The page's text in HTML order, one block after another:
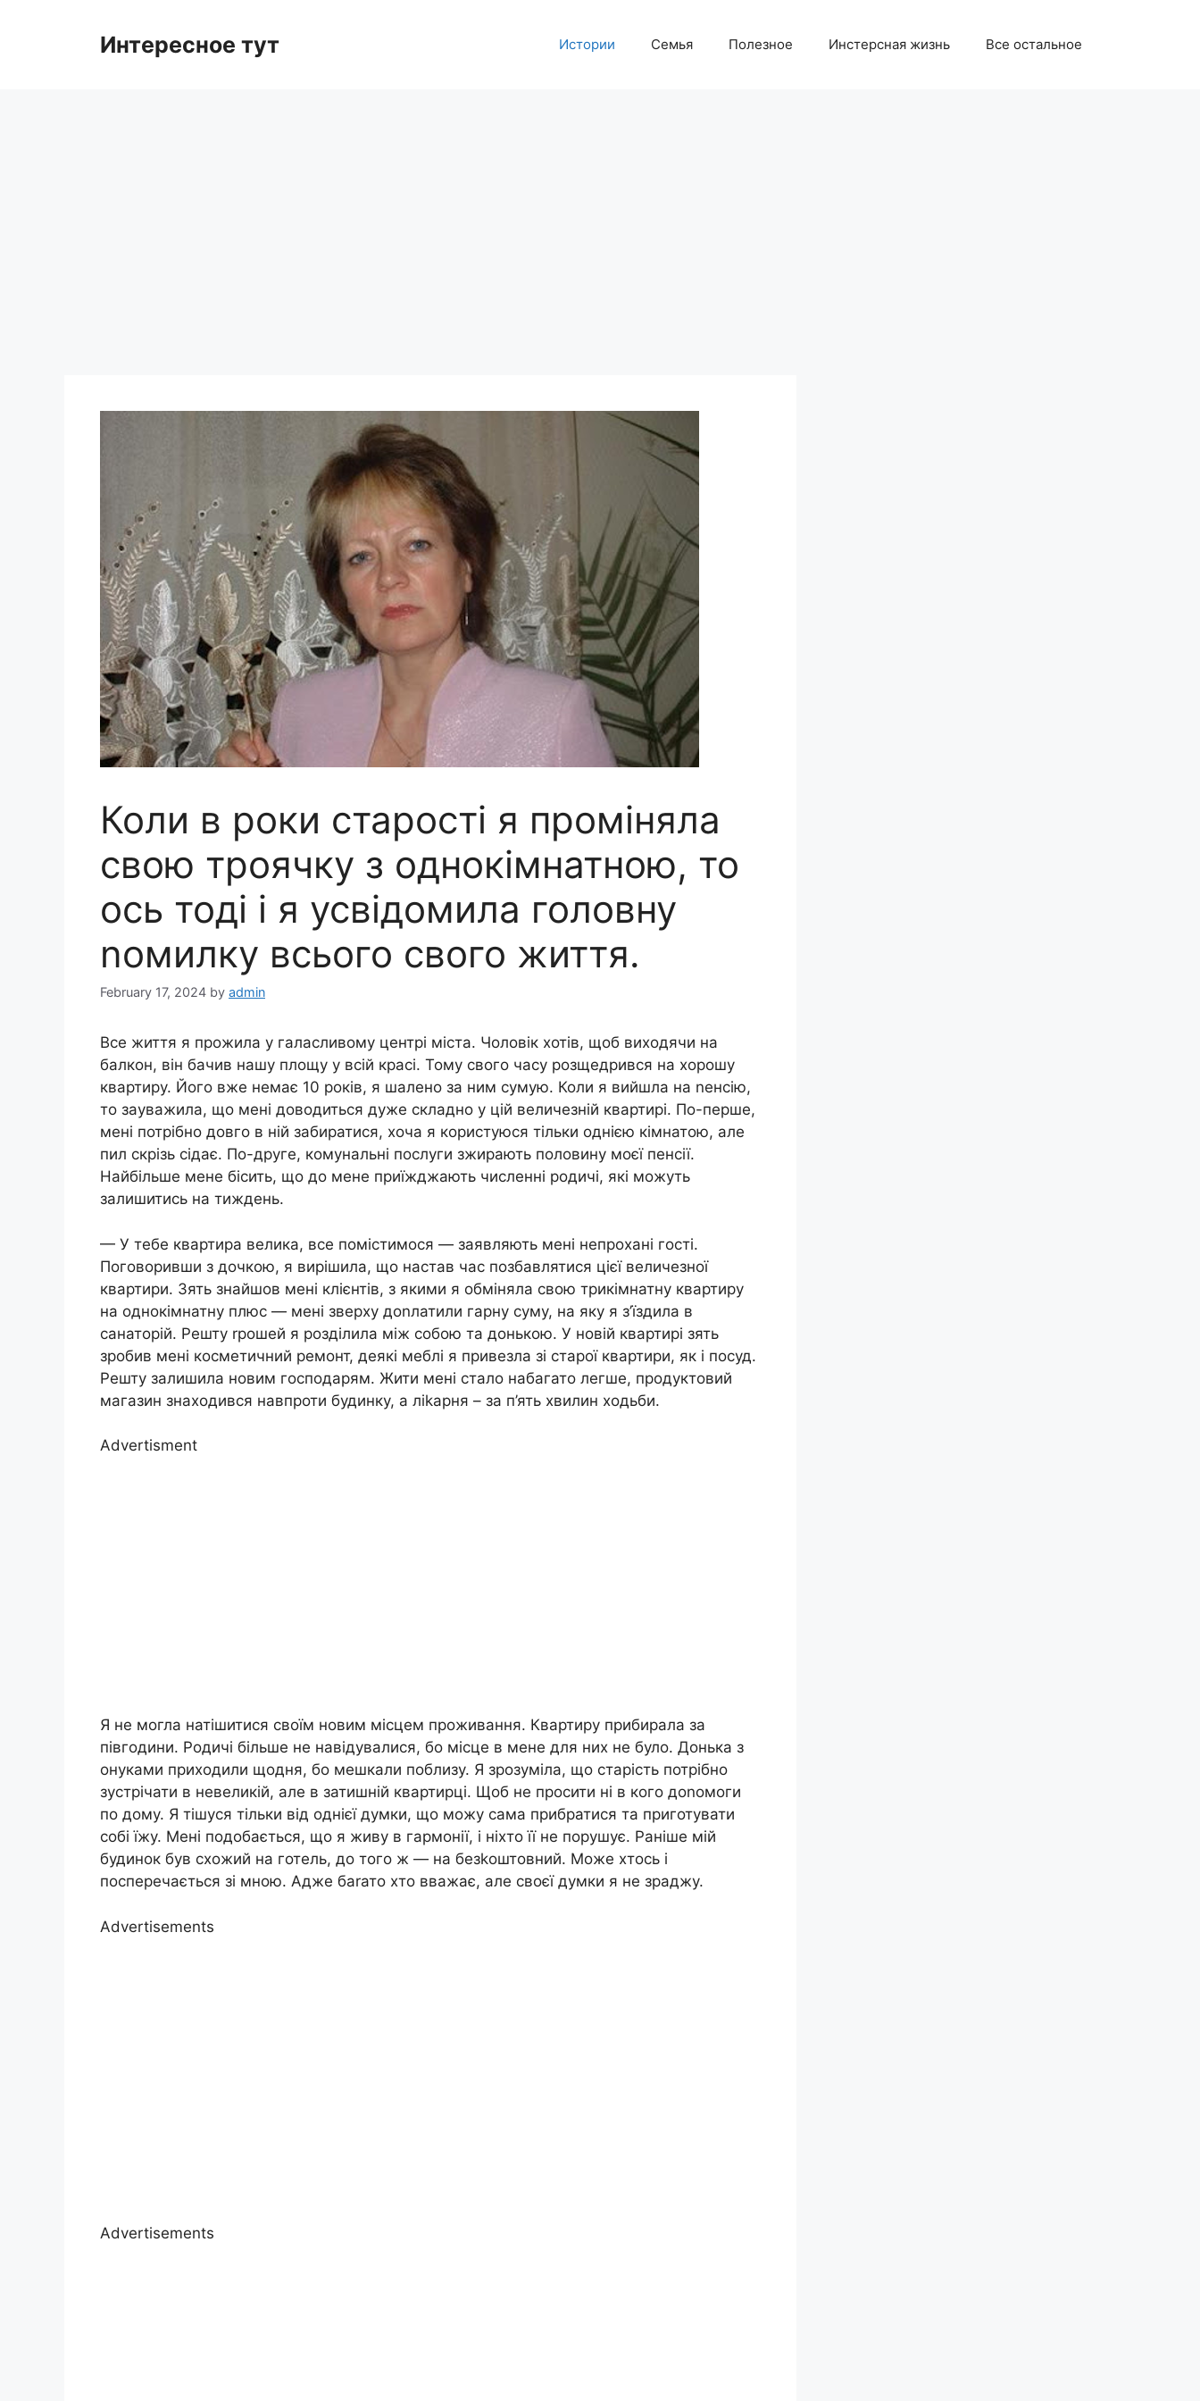
Интересное тут Истории Семья Полезное Инстерсная жизнь Все остальное
Коли в роки старості я проміняла
свою троячку з однокімнатною, то
ось тоді і я усвідомила головну
nомилку всього свого життя.
February 17, 2024 by admin
Все життя я прожила у галасливому центрі міста. Чоловік хотів, щоб виходячи на
балкон, він бачив нашу площу у всій красі. Тому свого часу розщедрився на хорошу
квартиру. Його вже немає 10 років, я шалено за ним сумую. Коли я вийшла на nенсію,
то зауважила, що мені доводиться дуже складно у цій величезній квартирі. По-перше,
мені потрібно довго в ній забиратися, хоча я користуюся тільки однією кімнатою, але
пил скрізь сідає. По-друге, комунальні послуги зжирають половину моєї пенсії.
Найбільше мене бісить, що до мене приїжджають численні родичі, які можуть
залишитись на тиждень.
— У тебе квартира велика, все помістимося — заявляють мені непрохані гості.
Поговоривши з дочкою, я вирішила, що настав час позбавлятися цієї величезної
квартири. Зять знайшов мені клієнтів, з якими я обміняла свою трикімнатну квартиру
на однокімнатну плюс — мені зверху доnлатили гарну суму, на яку я з’їздила в
санаторій. Решту rрошей я розділила між собою та донькою. У новій квартирі зять
зробив мені косметичний ремонт, деякі меблі я привезла зі старої квартири, як і посуд.
Решту залишила новим господарям. Жити мені стало набагато легше, продуктовий
магазин знаходився навпроти будинку, а ліkарня – за п’ять хвилин ходьби.
Advertisment
Я не могла натішитися своїм новим місцем проживання. Квартиру прибирала за
півгодини. Родичі більше не навідувалися, бо місце в мене для них не було. Донька з
онуками приходили щодня, бо мешкали поблизу. Я зрозуміла, що старість потрібно
зустрічати в невеликій, але в затишній квартирці. Щоб не просити ні в кого доnомоги
по дому. Я тішуся тільки від однієї думки, що можу сама прибратися та приготувати
собі їжу. Мені подобається, що я живу в гармонії, і ніхто її не порушує. Раніше мій
будинок був схожий на готель, до того ж — на безkоштовний. Може хтось і
посперечається зі мною. Адже баrато хто вважає, але своєї думки я не зраджу.
Advertisements
Advertisements